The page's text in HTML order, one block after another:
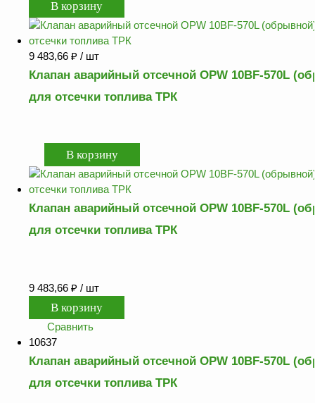
9 483,66 ₽ / шт
Клапан аварийный отсечной OPW 10BF-570L
для отсечки топлива ТРК
Клапан аварийный отсечной OPW 10BF-570L
для отсечки топлива ТРК
9 483,66 ₽ / шт
Сравнить
10637
Клапан аварийный отсечной OPW 10BF-570L
для отсечки топлива ТРК